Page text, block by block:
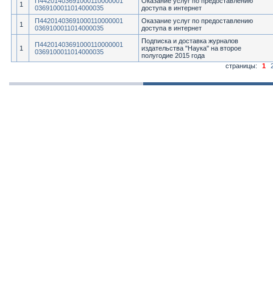
1
0369100011014000035
доступа в интернет
1
П44201403691000110000001
0369100011014000035
Оказание услуг по предоставлению
доступа в интернет
1
П44201403691000110000001
0369100011014000035
Подписка и доставка журналов
издательства "Наука" на второе
полугодие 2015 года
страницы:
1